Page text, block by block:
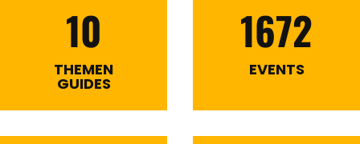
10
THEMEN
GUIDES
1672
EVENTS